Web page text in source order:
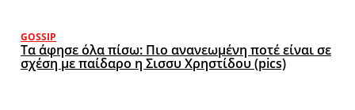
GOSSIP
Τα άφησε όλα πίσω: Πιο ανανεωμένη ποτέ είναι σε
σχέση με παίδαρο η Σισσυ Χρηστίδου (pics)